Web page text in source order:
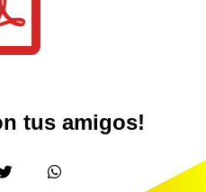
tus amigos!